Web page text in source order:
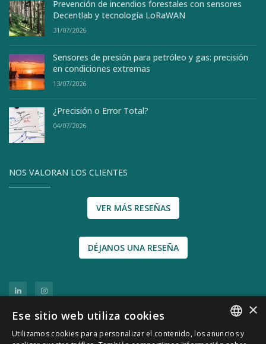
Prevención de incendios forestales con sensores
Decentlab y tecnología LoRaWAN
31/07/2026
Sensores de presión para petróleo y gas: precisión
en condiciones extremas
13/07/2026
¿Precisión o Error Total?
04/07/2026
NOS VALORAN LOS CLIENTES
VER MÁS RESEÑAS
DÉJANOS UNA RESEÑA
SPANISH
×
Ese sitio web utiliza cookies
Utilizamos cookies para personalizar el contenido, los anuncios y